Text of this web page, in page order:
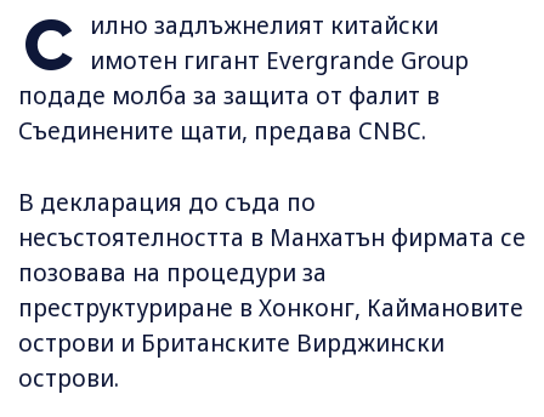
С
илно задлъжнелият китайски
имотен гигант Evergrande Group
подаде молба за защита от фалит в
Съединените щати, предава CNBC.
В декларация до съда по
несъстоятелността в Манхатън фирмата се
позовава на процедури за
преструктуриране в Хонконг, Каймановите
острови и Британските Вирджински
острови.